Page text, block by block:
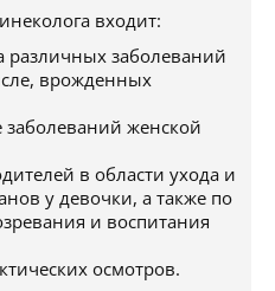
входит:
различных заболеваний
врожденных
женской
в области ухода и
у девочки, а также по
и воспитания
осмотров.